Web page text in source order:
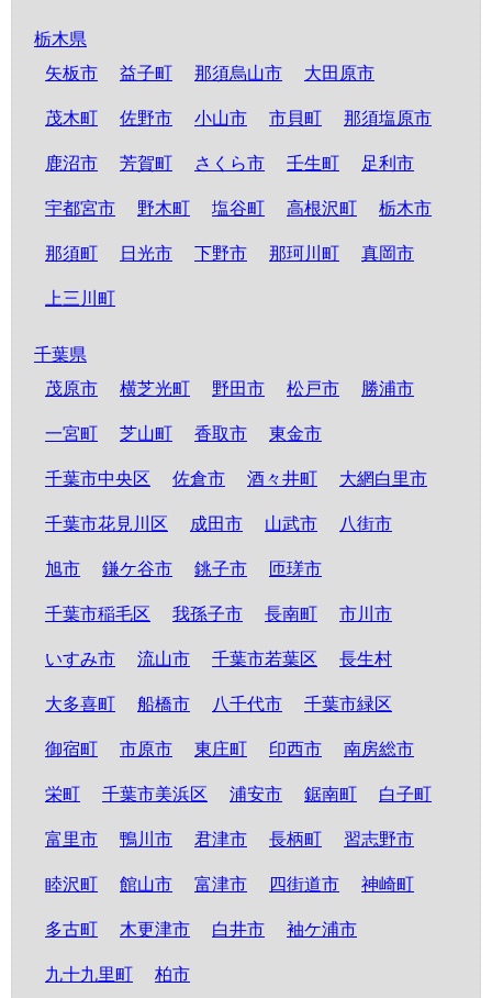
栃木県
矢板市
益子町 那須烏山市 大田原市
茂木町 佐野市 小山市 市貝町 那須塩原市
鹿沼市 芳賀町 さくら市 壬生町 足利市
宇都宮市 野木町 塩谷町 高根沢町 栃木市
那須町 日光市 下野市 那珂川町 真岡市
上三川町
千葉県
茂原市
横芝光町 野田市 松戸市 勝浦市
一宮町 芝山町 香取市 東金市
千葉市中央区 佐倉市 酒々井町 大網白里市
千葉市花見川区 成田市 山武市 八街市
旭市 鎌ケ谷市 銚子市 匝瑳市
千葉市稲毛区 我孫子市 長南町 市川市
いすみ市 流山市 千葉市若葉区 長生村
大多喜町 船橋市 八千代市 千葉市緑区
御宿町 市原市 東庄町 印西市 南房総市
栄町 千葉市美浜区 浦安市 鋸南町 白子町
富里市 鴨川市 君津市 長柄町 習志野市
睦沢町 館山市 富津市 四街道市 神崎町
多古町 木更津市 白井市 袖ケ浦市
九十九里町 柏市